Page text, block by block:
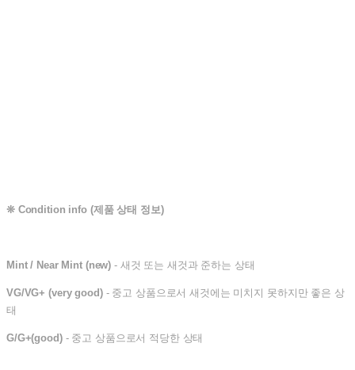
❊ Condition info (제품 상태 정보)
Mint / Near Mint (new) - 새것 또는 새것과 준하는 상태
VG/VG+ (very good)- 중고 상품으로서 새것에는 미치지 못하지만 좋은 상
태
G/G+(good)- 중고 상품으로서 적당한 상태